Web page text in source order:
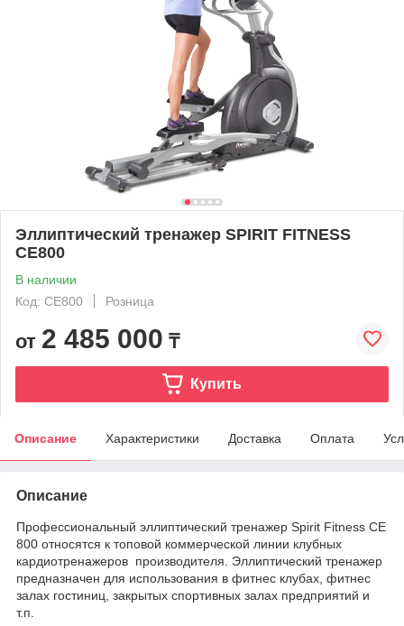
Эллиптический тренажер SPIRIT FITNESS
CE800
В наличии
Код: CE800
Розница
от 2 485 000 ₸
Купить
Описание Характеристики Доставка Оплата
Описание
Профессиональный эллиптический тренажер Spirit Fitness CE
800 относятся к топовой коммерческой линии клубных
кардиотренажеров производителя. Эллиптический тренажер
предназначен для использования в фитнес клубах, фитнес
залах гостиниц, закрытых спортивных залах предприятий и
т.п.